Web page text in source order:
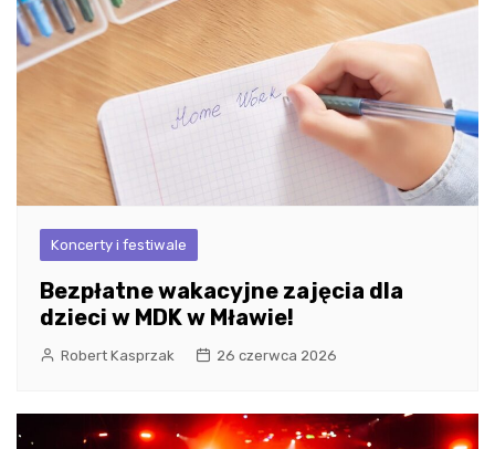
Koncerty i festiwale
Bezpłatne wakacyjne zajęcia dla
dzieci w MDK w Mławie!
Robert Kasprzak 26 czerwca 2026